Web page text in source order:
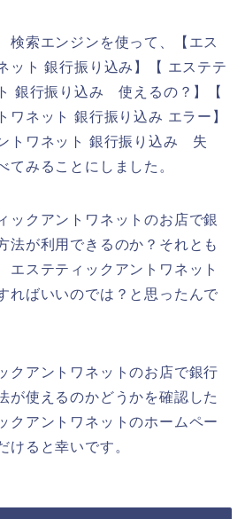
検索エンジンを使って、【エス
ット 銀行振り込み】【 エステテ
銀行振り込み 使えるの？】【
ワネット 銀行振り込み エラー】
トワネット 銀行振り込み 失
てみることにしました。
ックアントワネットのお店で銀
法が利用できるのか？それとも
エステティックアントワネット
ればいいのでは？と思ったんで
クアントワネットのお店で銀行
が使えるのかどうかを確認した
クアントワネットのホームペー
けると幸いです。